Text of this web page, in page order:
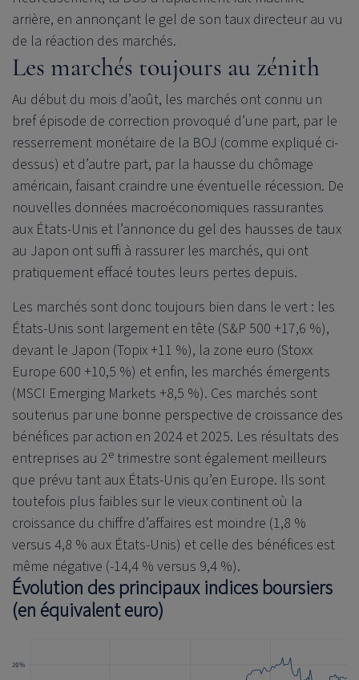
arrière, en annonçant le gel de son taux directeur au vu
de la réaction des marchés.
Les marchés toujours au zénith
Au début du mois d’août, les marchés ont connu un
bref épisode de correction provoqué d’une part, par le
resserrement monétaire de la BOJ (comme expliqué ci-
dessus) et d’autre part, par la hausse du chômage
américain, faisant craindre une éventuelle récession. De
nouvelles données macroéconomiques rassurantes
aux États-Unis et l’annonce du gel des hausses de taux
au Japon ont suffi à rassurer les marchés, qui ont
pratiquement effacé toutes leurs pertes depuis.
Les marchés sont donc toujours bien dans le vert : les
États-Unis sont largement en tête (S&P 500 +17,6 %),
devant le Japon (Topix +11 %), la zone euro (Stoxx
Europe 600 +10,5 %) et enfin, les marchés émergents
(MSCI Emerging Markets +8,5 %). Ces marchés sont
soutenus par une bonne perspective de croissance des
bénéfices par action en 2024 et 2025. Les résultats des
entreprises au 2e trimestre sont également meilleurs
que prévu tant aux États-Unis qu’en Europe. Ils sont
toutefois plus faibles sur le vieux continent où la
croissance du chiffre d’affaires est moindre (1,8 %
versus 4,8 % aux États-Unis) et celle des bénéfices est
même négative (-14,4 % versus 9,4 %).
Évolution des principaux indices boursiers
(en équivalent euro)